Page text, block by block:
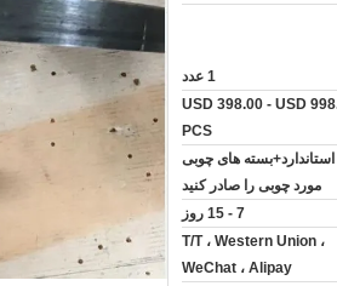
1 عدد
USD 398.00 - USD
PCS
های چوبی
مورد چوبی را صادر کنید
7 - 15 روز
T/T ، Western Union ،
WeChat ، Alipay